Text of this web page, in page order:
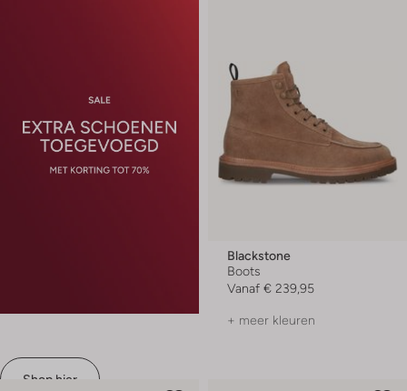
Shop hier
Blackstone
Boots
Vanaf € 239,95
+ meer kleuren